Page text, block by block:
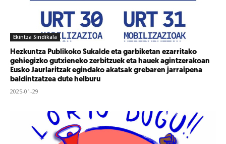
Ekintza Sindikala
Hezkuntza Publikoko Sukalde eta garbiketan ezarritako
gehiegizko gutxieneko zerbitzuek eta hauek agintzerakoan
Eusko Jaurlaritzak egindako akatsak grebaren jarraipena
baldintzatzea dute helburu
2025-01-29